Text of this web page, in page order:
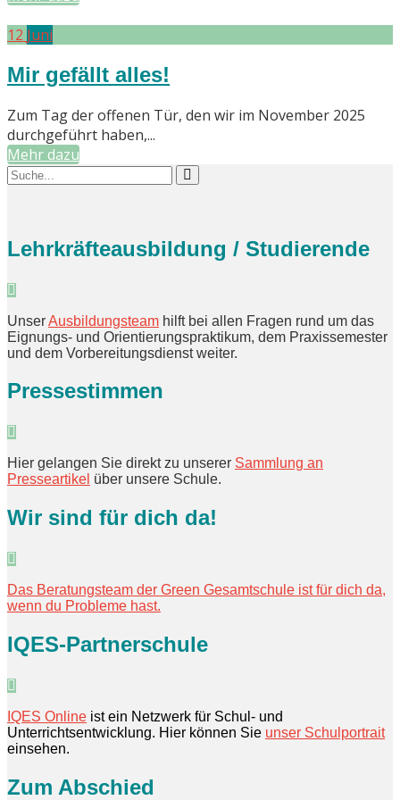
12 Juni
Mir gefällt alles!
Zum Tag der offenen Tür, den wir im November 2025
durchgeführt haben,...
Mehr dazu
Lehrkräfteausbildung / Studierende
UnserAusbildungsteam hilft bei allen Fragen rund um das
Eignungs- und Orientierungspraktikum, dem Praxissemester
und dem Vorbereitungsdienst weiter.
Pressestimmen
Hier gelangen Sie direkt zu unserer Sammlung an
Presseartikel über unsere Schule.
Wir sind für dich da!
Das Beratungsteam der Green Gesamtschule ist für dich da,
wenn du Probleme hast.
IQES-Partnerschule
IQES Online ist ein Netzwerk für Schul- und
Unterrichtsentwicklung. Hier können Sie unser Schulportrait
einsehen.
Zum Abschied